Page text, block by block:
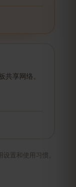
享网络。
置和使用习惯。